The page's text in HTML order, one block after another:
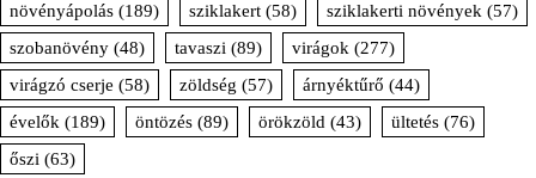
növényápolás (189) sziklakert (58) sziklakerti növények (57)
szobanövény (48) tavaszi (89) virágok (277)
virágzó cserje (58) zöldség (57) árnyéktűrő (44)
évelők (189) öntözés (89) örökzöld (43) ültetés (76)
őszi (63)